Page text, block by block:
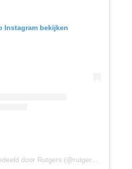
Instagram bekijken
Een bericht gedeeld door Rutgers (@rutgersnl)